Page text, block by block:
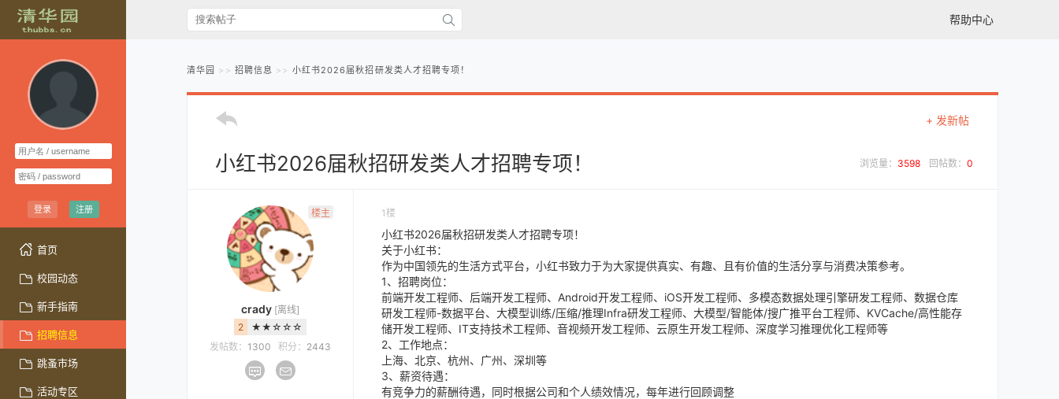
登录 注册
首页
校园动态
新手指南
招聘信息
跳蚤市场
活动专区
帮助中心
清华园 招聘信息 小红书2026届秋招研发类人才招聘专项！
+ 发新帖
小红书2026届秋招研发类人才招聘专项！ 浏览量： 3598 回帖数： 0
楼主
crady [离线]
2
★★☆☆☆
发帖数： 1300 积分： 2443
1楼
小红书2026届秋招研发类人才招聘专项！
关于小红书：
作为中国领先的生活方式平台，小红书致力于为大家提供真实、有趣、且有价值的生活分享与消费决策参考。
1、招聘岗位：
前端开发工程师、后端开发工程师、Android开发工程师、iOS开发工程师、多模态数据处理引擎研发工程师、数据仓库
研发工程师-数据平台、大模型训练/压缩/推理Infra研发工程师、大模型/智能体/搜广推平台工程师、KVCache/高性能存
储开发工程师、IT支持技术工程师、音视频开发工程师、云原生开发工程师、深度学习推理优化工程师等
2、工作地点：
上海、北京、杭州、广州、深圳等
3、薪资待遇：
有竞争力的薪酬待遇，同时根据公司和个人绩效情况，每年进行回顾调整